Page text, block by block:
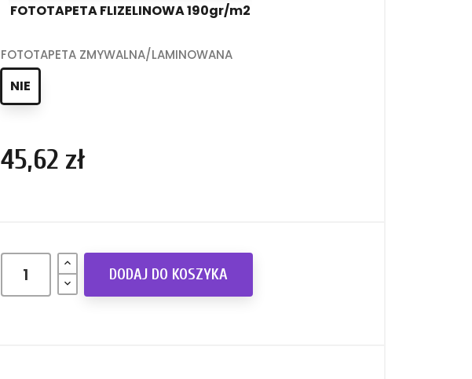
FOTOTAPETA FLIZELINOWA 190gr/m2
FOTOTAPETA ZMYWALNA/LAMINOWANA
NIE
45,62 zł
DODAJ DO KOSZYKA